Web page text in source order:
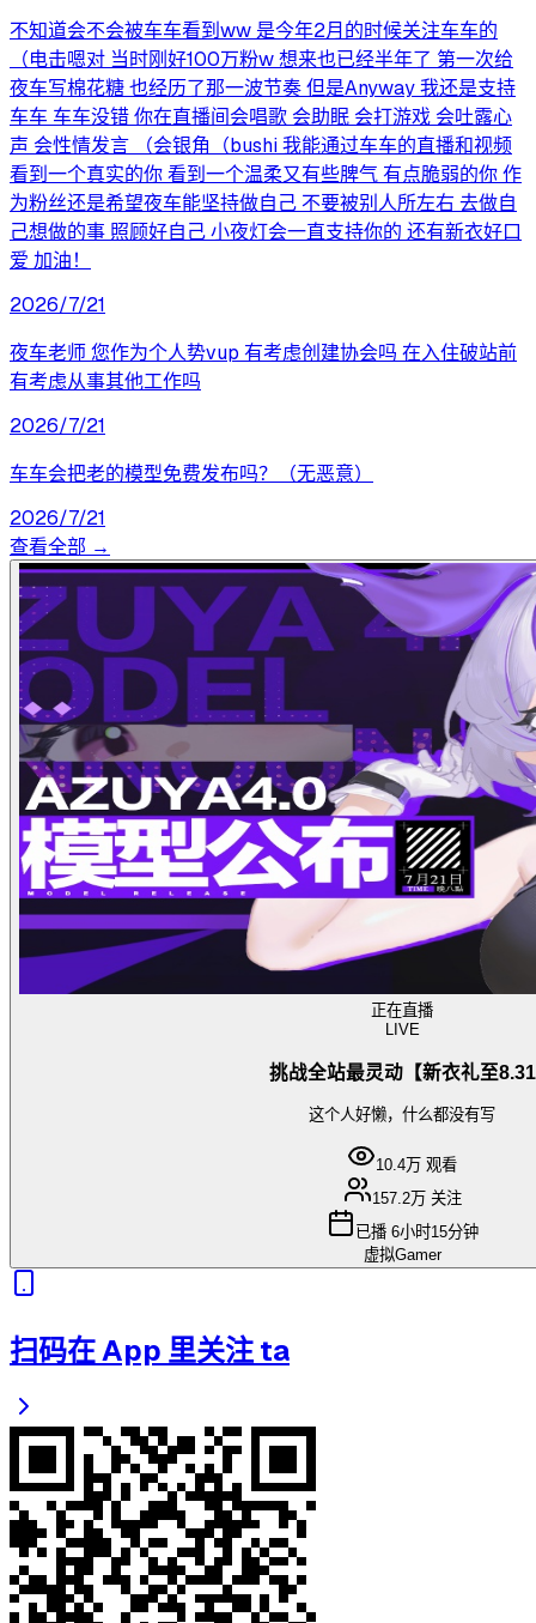
不知道会不会被车车看到ww 是今年2月的时候关注车车的
（电击嗯对 当时刚好100万粉w 想来也已经半年了 第一次给
夜车写棉花糖 也经历了那一波节奏 但是Anyway 我还是支持
车车 车车没错 你在直播间会唱歌 会助眠 会打游戏 会吐露心
声 会性情发言 （会银角（bushi 我能通过车车的直播和视频
看到一个真实的你 看到一个温柔又有些脾气 有点脆弱的你 作
为粉丝还是希望夜车能坚持做自己 不要被别人所左右 去做自
己想做的事 照顾好自己 小夜灯会一直支持你的 还有新衣好口
爱 加油！
2026/7/21
夜车老师 您作为个人势vup 有考虑创建协会吗 在入住破站前
有考虑从事其他工作吗
2026/7/21
车车会把老的模型免费发布吗？（无恶意）
2026/7/21
查看全部 →
正在直播
LIVE
挑战全站最灵动【新衣礼至8.31
这个人好懒，什么都没有写
10.4万 观看
157.2万关注
已播 6小时15分钟
虚拟Gamer
扫码在 App 里关注 ta